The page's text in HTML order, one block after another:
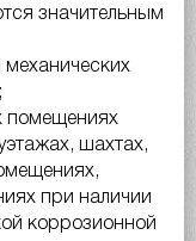
значительным
механических
помещениях
шахтах,
при наличии
коррозионной